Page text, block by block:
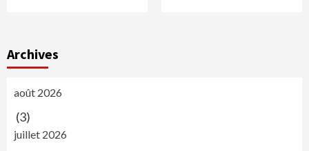
Archives
août 2026
(3)
juillet 2026